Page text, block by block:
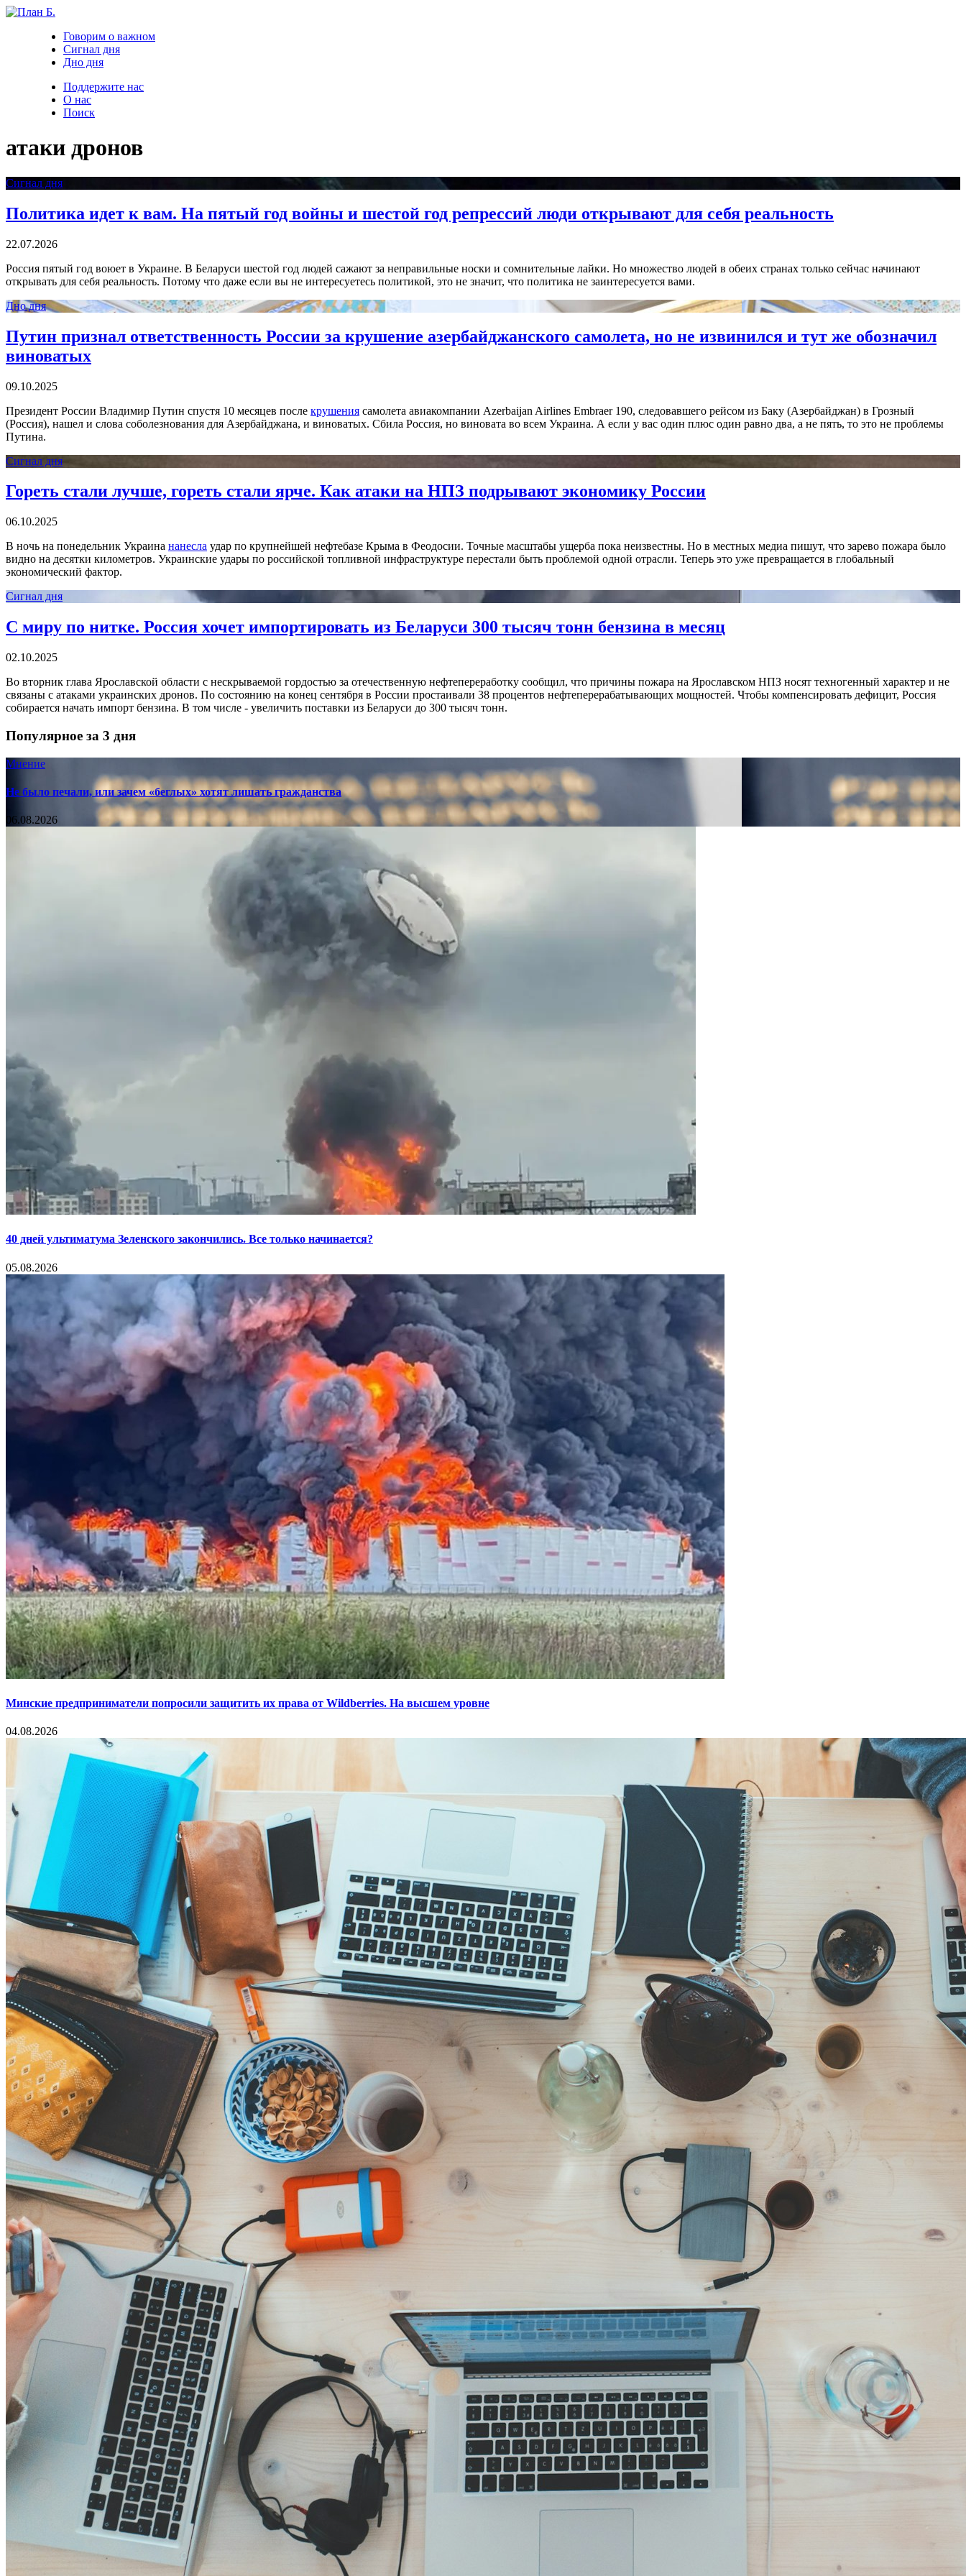
Говорим о важном
Сигнал дня
Дно дня
Поддержите нас
О нас
Поиск
атаки дронов
Сигнал дня
Политика идет к вам. На пятый год войны и шестой год репрессий люди открывают для себя реальность
22.07.2026
Россия пятый год воюет в Украине. В Беларуси шестой год людей сажают за неправильные носки и сомнительные лайки. Но множество людей в обеих странах только сейчас начинают
открывать для себя реальность. Потому что даже если вы не интересуетесь политикой, это не значит, что политика не заинтересуется вами.
Дно дня
Путин признал ответственность России за крушение азербайджанского самолета, но не извинился и тут же обозначил
виноватых
09.10.2025
Президент России Владимир Путин спустя 10 месяцев после крушения самолета авиакомпании Azerbaijan Airlines Embraer 190, следовавшего рейсом из Баку (Азербайджан) в Грозный
(Россия), нашел и слова соболезнования для Азербайджана, и виноватых. Сбила Россия, но виновата во всем Украина. А если у вас один плюс один равно два, а не пять, то это не проблемы
Путина.
Сигнал дня
Гореть стали лучше, гореть стали ярче. Как атаки на НПЗ подрывают экономику России
06.10.2025
В ночь на понедельник Украина нанесла удар по крупнейшей нефтебазе Крыма в Феодосии. Точные масштабы ущерба пока неизвестны. Но в местных медиа пишут, что зарево пожара было
видно на десятки километров. Украинские удары по российской топливной инфраструктуре перестали быть проблемой одной отрасли. Теперь это уже превращается в глобальный
экономический фактор.
Сигнал дня
С миру по нитке. Россия хочет импортировать из Беларуси 300 тысяч тонн бензина в месяц
02.10.2025
Во вторник глава Ярославской области с нескрываемой гордостью за отечественную нефтепереработку сообщил, что причины пожара на Ярославском НПЗ носят техногенный характер и не
связаны с атаками украинских дронов. По состоянию на конец сентября в России простаивали 38 процентов нефтеперерабатывающих мощностей. Чтобы компенсировать дефицит, Россия
собирается начать импорт бензина. В том числе - увеличить поставки из Беларуси до 300 тысяч тонн.
Популярное за 3 дня
Мнение
Не было печали, или зачем «беглых» хотят лишать гражданства
06.08.2026
40 дней ультиматума Зеленского закончились. Все только начинается?
05.08.2026
Минские предприниматели попросили защитить их права от Wildberries. На высшем уровне
04.08.2026